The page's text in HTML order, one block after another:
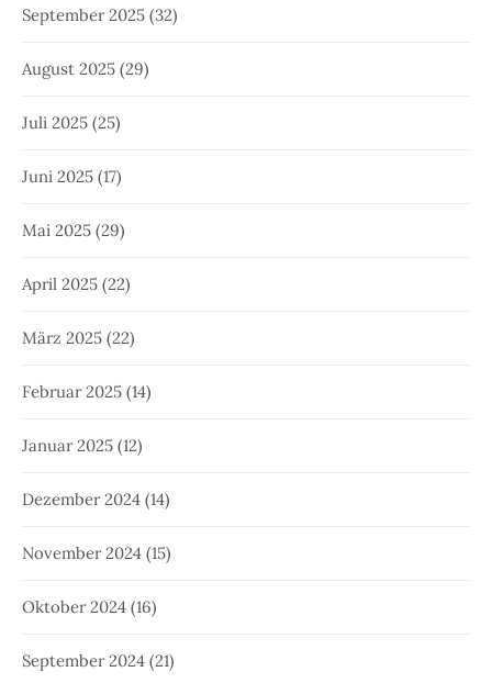
September 2025 (32)
August 2025 (29)
Juli 2025 (25)
Juni 2025 (17)
Mai 2025 (29)
April 2025 (22)
März 2025 (22)
Februar 2025 (14)
Januar 2025 (12)
Dezember 2024 (14)
November 2024 (15)
Oktober 2024 (16)
September 2024 (21)